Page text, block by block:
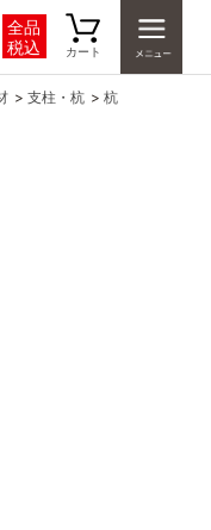
全品
税込
カート
> 支柱・杭 > 杭